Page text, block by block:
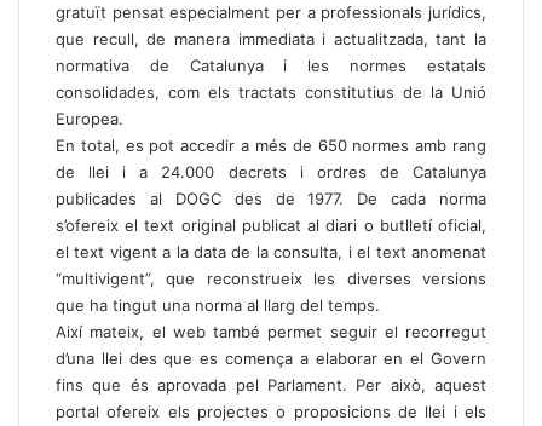
gratuït pensat especialment per a professionals jurídics,
que recull, de manera immediata i actualitzada, tant la
normativa de Catalunya i les normes estatals
consolidades, com els tractats constitutius de la Unió
Europea.
En total, es pot accedir a més de 650 normes amb rang
de llei i a 24.000 decrets i ordres de Catalunya
publicades al DOGC des de 1977. De cada norma
s’ofereix el text original publicat al diari o butlletí oficial,
el text vigent a la data de la consulta, i el text anomenat
“multivigent”, que reconstrueix les diverses versions
que ha tingut una norma al llarg del temps.
Així mateix, el web també permet seguir el recorregut
d’una llei des que es comença a elaborar en el Govern
fins que és aprovada pel Parlament. Per això, aquest
portal ofereix els projectes o proposicions de llei i els